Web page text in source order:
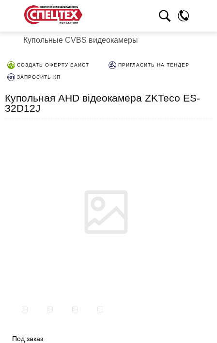
Купольные CVBS видеокамеры
СОЗДАТЬ ОФЕРТУ ЕАИСТ ПРИГЛАСИТЬ НА ТЕНДЕР
ЗАПРОСИТЬ КП
Купольная AHD відеокамера ZKTeco ES-
32D12J
Под заказ